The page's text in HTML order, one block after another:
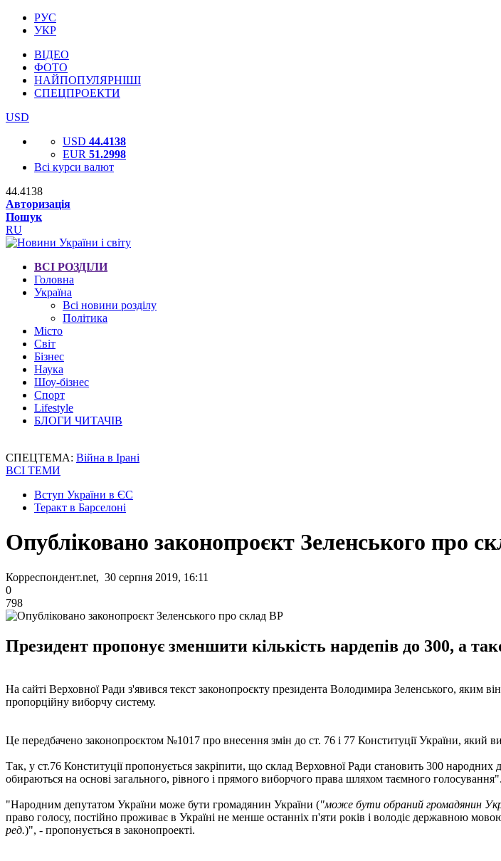
РУС
УКР
ВІДЕО
ФОТО
НАЙПОПУЛЯРНІШІ
СПЕЦПРОЕКТИ
USD
USD 44.4138
EUR 51.2998
Всі курси валют
44.4138
Авторизація
Пошук
RU
ВСІ РОЗДІЛИ
Головна
Україна
Всі новини розділу
Політика
Місто
Світ
Бізнес
Наука
Шоу-бізнес
Спорт
Lifestyle
БЛОГИ ЧИТАЧІВ
СПЕЦТЕМА: Війна в Ірані
ВСІ ТЕМИ
Вступ України в ЄС
Теракт в Барселоні
Опубліковано законопроєкт Зеленського про
Корреспондент.net, 30 серпня 2019, 16:11
0
798
Президент пропонує зменшити кількість нардепів до 300, а
На сайті Верховної Ради з'явився текст законопроєкту президента Володимира Зеленського, яким
пропорційну виборчу систему.
Це передбачено законопроєктом №1017 про внесення змін до ст. 76 і 77 Конституції України, який
Так, у ст.76 Конституції пропонується закріпити, що склад Верховної Ради становить 300
обираються на основі загального, рівного і прямого виборчого права шляхом таємного голосування".
"Народним депутатом України може бути громадянин України ("може бути обраний громадянин
право голосу, постійно проживає в Україні не менше останніх п'яти років і володіє державною
ред.)", - пропонується в законопроекті.